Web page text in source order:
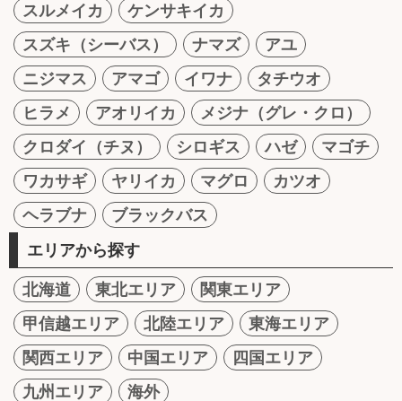
スルメイカ
ケンサキイカ
スズキ（シーバス）
ナマズ
アユ
ニジマス
アマゴ イワナ
タチウオ
ヒラメ
アオリイカ
メジナ（グレ・クロ）
クロダイ（チヌ）
シロギス ハゼ
マゴチ
ワカサギ
ヤリイカ マグロ
カツオ
ヘラブナ
ブラックバス
エリアから探す
北海道 東北エリア
関東エリア
甲信越エリア
北陸エリア
東海エリア
関西エリア
中国エリア
四国エリア
九州エリア
海外